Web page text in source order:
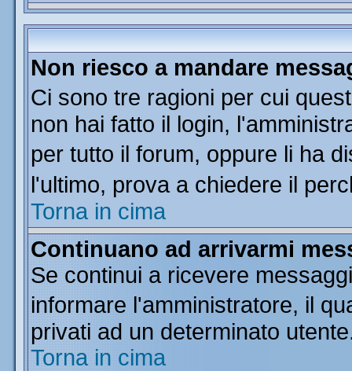
Non riesco a mandare
Ci sono tre ragioni per cui
non hai fatto il login,
per tutto il forum, oppure li ha
l'ultimo, prova a chiedere il
Torna in cima
Continuano ad arrivarmi
Se continui a ricevere
informare l'amministratore, il
privati ad un determinato
Torna in cima